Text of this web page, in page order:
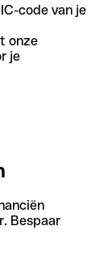
code van je
onze
je
Bespaar